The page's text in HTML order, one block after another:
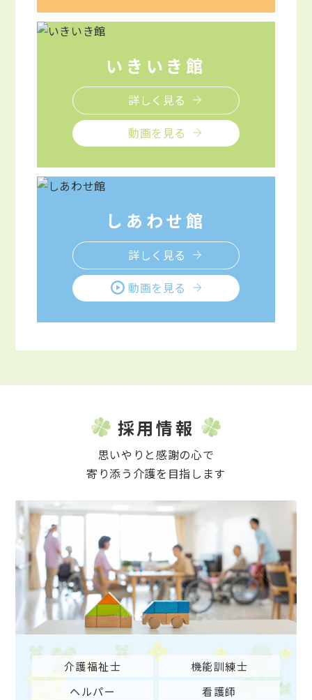
いきいき館
詳しく見る
動画を見る
しあわせ館
詳しく見る
動画を見る
採用情報
思いやりと感謝の心で
寄り添う介護を目指します
介護福祉士
機能訓練士
ヘルパー
看護師